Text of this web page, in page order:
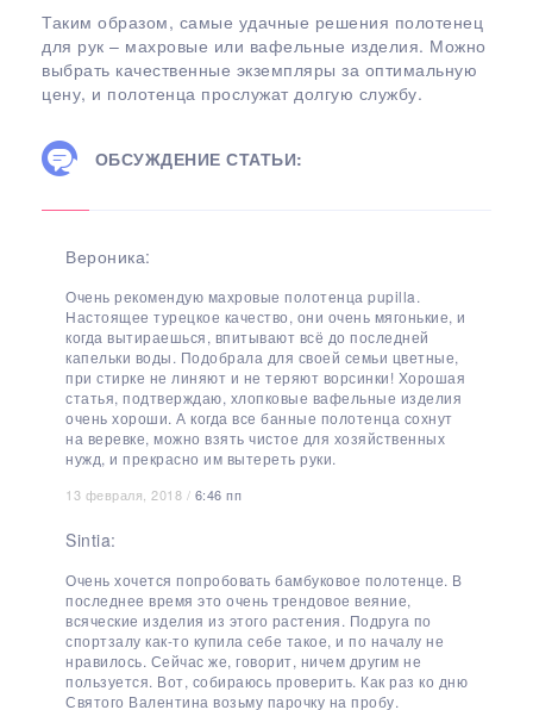
Таким образом, самые удачные решения полотенец
для рук – махровые или вафельные изделия. Можно
выбрать качественные экземпляры за оптимальную
цену, и полотенца прослужат долгую службу.
ОБСУЖДЕНИЕ СТАТЬИ:
Вероника:
Очень рекомендую махровые полотенца pupilla.
Настоящее турецкое качество, они очень мягонькие, и
когда вытираешься, впитывают всё до последней
капельки воды. Подобрала для своей семьи цветные,
при стирке не линяют и не теряют ворсинки! Хорошая
статья, подтверждаю, хлопковые вафельные изделия
очень хороши. А когда все банные полотенца сохнут
на веревке, можно взять чистое для хозяйственных
нужд, и прекрасно им вытереть руки.
13 февраля, 2018 / 6:46 пп
Sintia:
Очень хочется попробовать бамбуковое полотенце. В
последнее время это очень трендовое веяние,
всяческие изделия из этого растения. Подруга по
спортзалу как-то купила себе такое, и по началу не
нравилось. Сейчас же, говорит, ничем другим не
пользуется. Вот, собираюсь проверить. Как раз ко дню
Святого Валентина возьму парочку на пробу.